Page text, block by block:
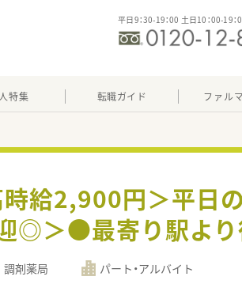
平日9：30-19：00 土日10：00-19：
特集 転職ガイド ファル
時給2,900円＞平
◎＞●最寄り駅より
調剤薬局 パート・アルバイト